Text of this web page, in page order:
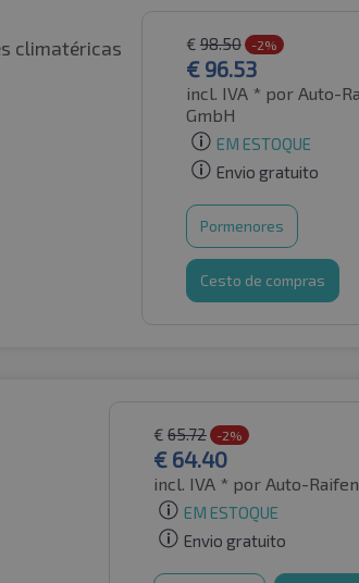
climatéricas
€ 98.50 -2%
€ 96.53
incl. IVA * por Auto-
GmbH
EM ESTOQUE
Envio gratuito
Pormenores
Cesto de compras
€ 65.72 -2%
€ 64.40
incl. IVA * por Auto-
EM ESTOQUE
Envio gratuito